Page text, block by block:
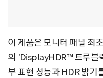
이 제품은 모니터 패널 최
의 'DisplayHDR™ 트루블
부 표현 성능과 HDR 밝기